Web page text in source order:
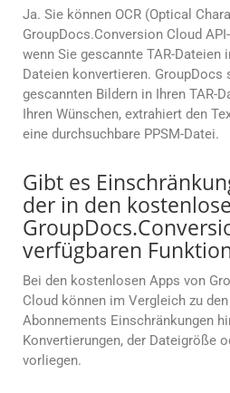
Ja. Sie können OCR (Optical
GroupDocs.Conversion Cloud
wenn Sie gescannte TAR-Dateien
Dateien konvertieren.
gescannten Bildern in Ihren TAR-
Ihren Wünschen, extrahiert den
eine durchsuchbare PPSM-Datei.
Gibt es
der in den
verfügbaren
Bei den kostenlosen Apps von
Cloud können im Vergleich zu
Abonnements Einschränkungen
Konvertierungen, der Dateigröße
vorliegen.